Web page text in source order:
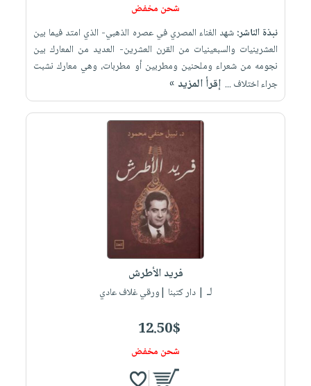
شحن مخفض
نبذة الناشر:شهد الغناء المصري في عصره الذهبي- الذي امتد فيما بين
العشرينيات والسبعينيات من القرن العشرين- العديد من المعارك بين
نجومه من شعراء وملحنين ومطربين أو مطربات، وهي معارك نشبت
جراء اختلاف ... إقرأ المزيد »
فريد الأطرش
لـ | دار كتبنا |ورقي غلاف عادي
12.50$
شحن مخفض